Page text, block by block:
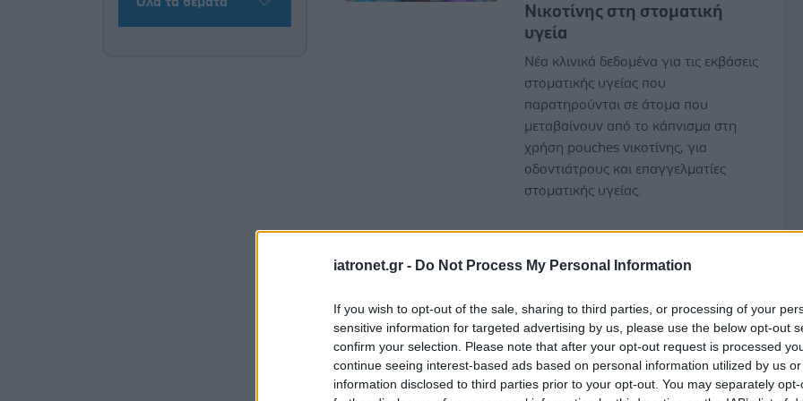
iatronet.gr - Do Not Process My Personal Information
If you wish to opt-out of the sale, sharing to third parties, or processing of your
sensitive information for targeted advertising by us, please use the below opt-out
confirm your selection. Please note that after your opt-out request is processed
continue seeing interest-based ads based on personal information utilized by us
information disclosed to third parties prior to your opt-out. You may separately
Νικοτίνης στη στοματική
υγεία
Νέα κλινικά δεδομένα για τις εκβάσεις
στοματικής υγείας που
παρατηρούνται σε άτομα που
μεταβαίνουν από το κάπνισμα στη
χρήση pouches νικοτίνης, για
οδοντιάτρους και επαγγελματίες
στοματικής υγείας.
στοχεύουν νέους με τα
σακουλάκια νικοτίνης -
Αύξηση πωλήσεων 50% σε
έναν χρόνο
Ο Οργανισμός επισημαίνει ότι η